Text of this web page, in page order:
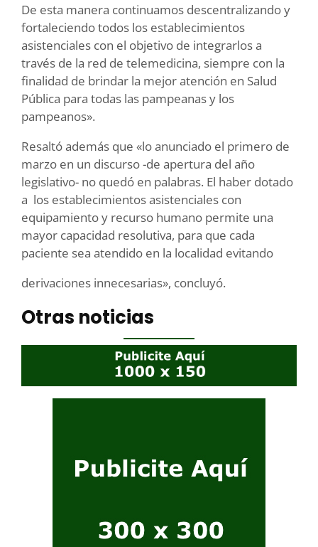
De esta manera continuamos descentralizando y
fortaleciendo todos los establecimientos
asistenciales con el objetivo de integrarlos a
través de la red de telemedicina, siempre con la
finalidad de brindar la mejor atención en Salud
Pública para todas las pampeanas y los
pampeanos».
Resaltó además que «lo anunciado el primero de
marzo en un discurso -de apertura del año
legislativo- no quedó en palabras. El haber dotado
a los establecimientos asistenciales con
equipamiento y recurso humano permite una
mayor capacidad resolutiva, para que cada
paciente sea atendido en la localidad evitando
derivaciones innecesarias», concluyó.
Otras noticias